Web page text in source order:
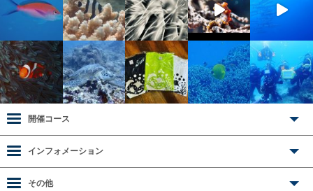
開催コース
インフォメーション
その他